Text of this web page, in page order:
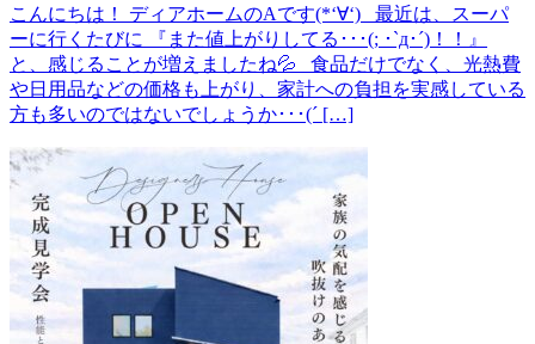
こんにちは！ ディアホームのAです(*‘∀‘) 最近は、スーパ
ーに行くたびに 『また値上がりしてる･･･(; ･`д･´)！！』
と、感じることが増えましたね💦 食品だけでなく、光熱費
や日用品などの価格も上がり、家計への負担を実感している
方も多いのではないでしょうか･･･(´ […]